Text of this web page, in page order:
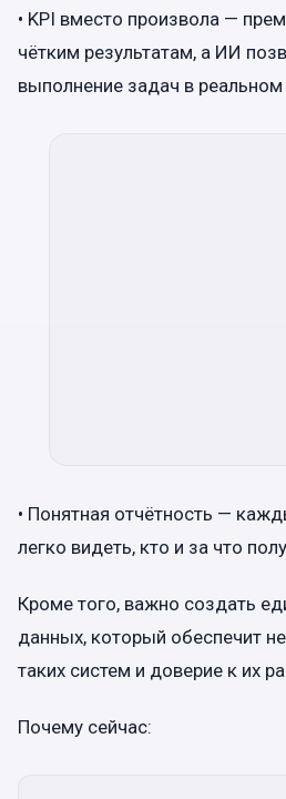
• KPI вместо произвола —
чётким результатам, а ИИ
выполнение задач в реальном
• Понятная отчётность —
легко видеть, кто и за что
Кроме того, важно создать
данных, который обеспечит
таких систем и доверие к их
Почему сейчас: